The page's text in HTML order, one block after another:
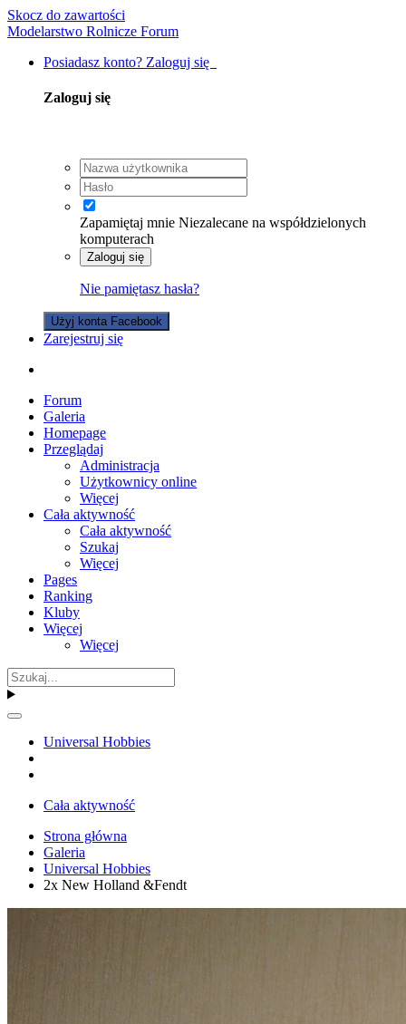
Skocz do zawartości
Modelarstwo Rolnicze Forum
Posiadasz konto? Zaloguj się
Zaloguj się
Zapamiętaj mnie Niezalecane na współdzielonych
komputerach
Zaloguj się
Nie pamiętasz hasła?
Użyj konta Facebook
Zarejestruj się
Forum
Galeria
Homepage
Przeglądaj
Administracja
Użytkownicy online
Więcej
Cała aktywność
Cała aktywność
Szukaj
Więcej
Pages
Ranking
Kluby
Więcej
Więcej
Universal Hobbies
Cała aktywność
Strona główna
Galeria
Universal Hobbies
2x New Holland &Fendt